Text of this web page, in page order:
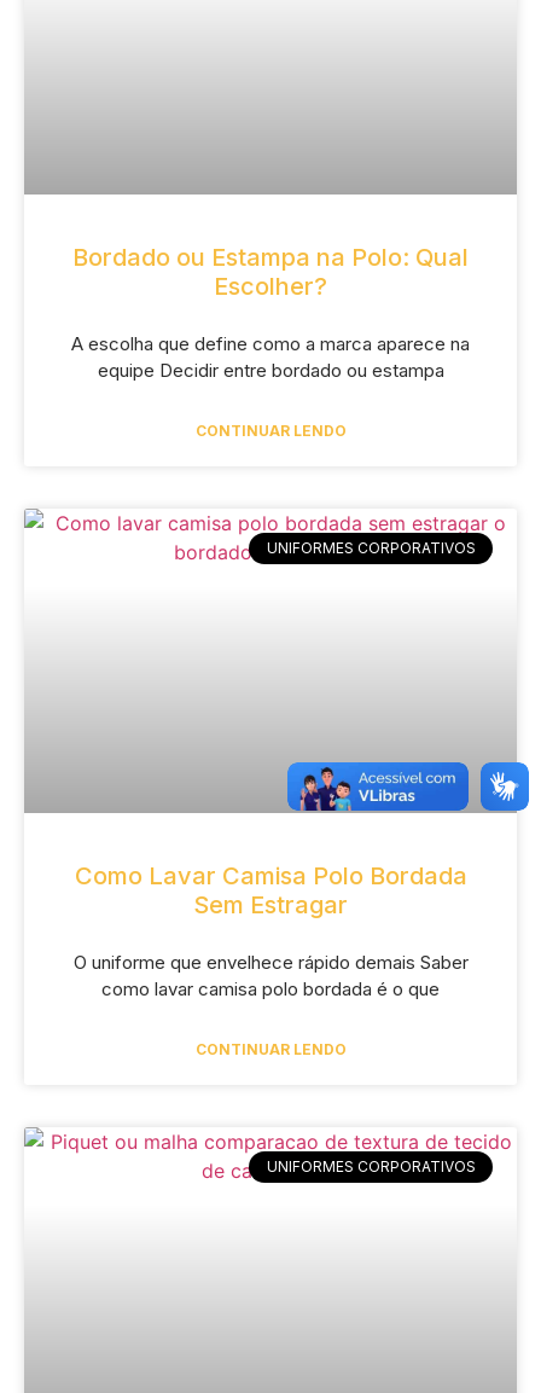
Bordado ou Estampa na Polo: Qual
Escolher?
A escolha que define como a marca aparece na
equipe Decidir entre bordado ou estampa
CONTINUAR LENDO
UNIFORMES CORPORATIVOS
Como Lavar Camisa Polo Bordada
Sem Estragar
O uniforme que envelhece rápido demais Saber
como lavar camisa polo bordada é o que
CONTINUAR LENDO
UNIFORMES CORPORATIVOS